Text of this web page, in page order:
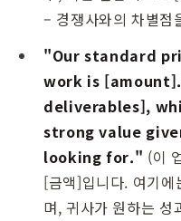
– 경쟁사와의 차별점
"Our standard
work is
deliverables],
strong value
looking for." (이
[금액]입니다. 여기
며, 귀사가 원하는 성